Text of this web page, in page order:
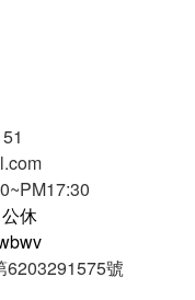
休
6203291575號